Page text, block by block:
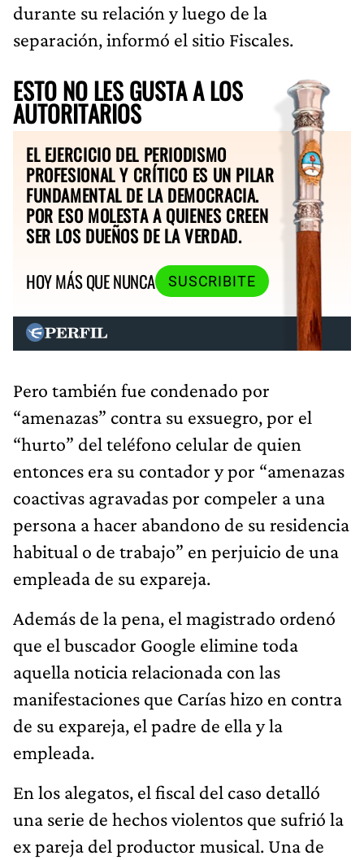
durante su relación y luego de la
separación, informó el sitio Fiscales.
ESTO NO LES GUSTA A LOS
AUTORITARIOS
EL EJERCICIO DEL PERIODISMO
PROFESIONAL Y CRÍTICO ES UN PILAR
FUNDAMENTAL DE LA DEMOCRACIA.
POR ESO MOLESTA A QUIENES CREEN
SER LOS DUEÑOS DE LA VERDAD.
HOY MÁS QUE NUNCA
SUSCRIBITE
Pero también fue condenado por
“amenazas” contra su exsuegro, por el
“hurto” del teléfono celular de quien
entonces era su contador y por “amenazas
coactivas agravadas por compeler a una
persona a hacer abandono de su residencia
habitual o de trabajo” en perjuicio de una
empleada de su expareja.
Además de la pena, el magistrado ordenó
que el buscador Google elimine toda
aquella noticia relacionada con las
manifestaciones que Carías hizo en contra
de su expareja, el padre de ella y la
empleada.
En los alegatos, el fiscal del caso detalló
una serie de hechos violentos que sufrió la
ex pareja del productor musical. Una de